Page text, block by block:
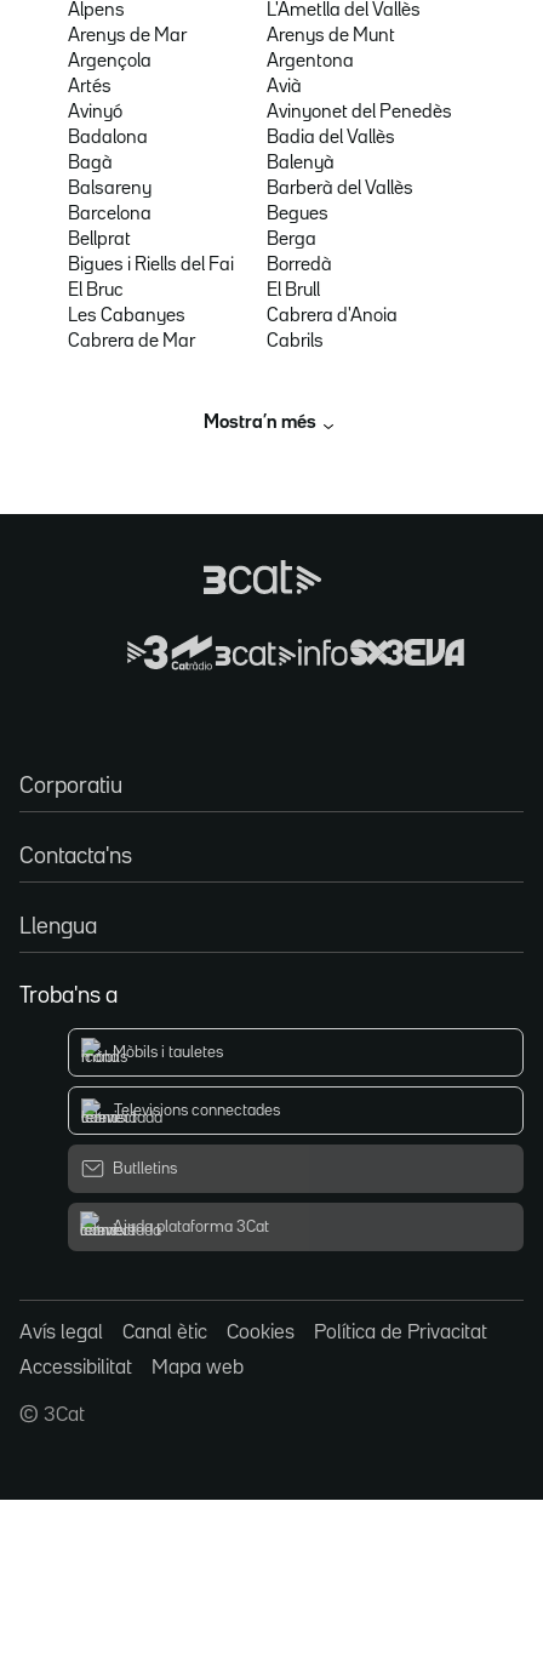
Alpens
L'Ametlla del Vallès
Arenys de Mar
Arenys de Munt
Argençola
Argentona
Artés
Avià
Avinyó
Avinyonet del Penedès
Badalona
Badia del Vallès
Bagà
Balenyà
Balsareny
Barberà del Vallès
Barcelona
Begues
Bellprat
Berga
Bigues i Riells del Fai
Borredà
El Bruc
El Brull
Les Cabanyes
Cabrera d'Anoia
Cabrera de Mar
Cabrils
Mostra’n més
Corporatiu
Contacta'ns
Llengua
Troba'ns a
Mòbils i tauletes
Televisions connectades
Butlletins
Ajuda plataforma 3Cat
Avís legal Canal ètic Cookies
Política de Privacitat
Accessibilitat
Mapa web
© 3Cat